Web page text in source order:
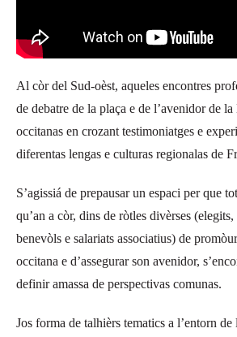
Al còr del Sud-oèst, aqueles encontres
de debatre de la plaça e de l’avenidor de
occitanas en crozant testimoniatges e
diferentas lengas e culturas regionalas de
S’agissiá de prepausar un espaci per que
qu’an a còr, dins de ròtles divèrses
benevòls e salariats associatius) de
occitana e d’assegurar son avenidor,
definir amassa de perspectivas comunas.
Jos forma de talhièrs tematics a l’entorn de